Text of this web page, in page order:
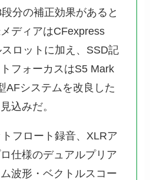
分の補正効果があると
ディアはCFexpress
ロットに加え、SSD記
フォーカスはS5 Mark
AFシステムを改良した
込みだ。
フロート録音、XLRア
仕様のデュアルプリア
波形・ベクトルスコー